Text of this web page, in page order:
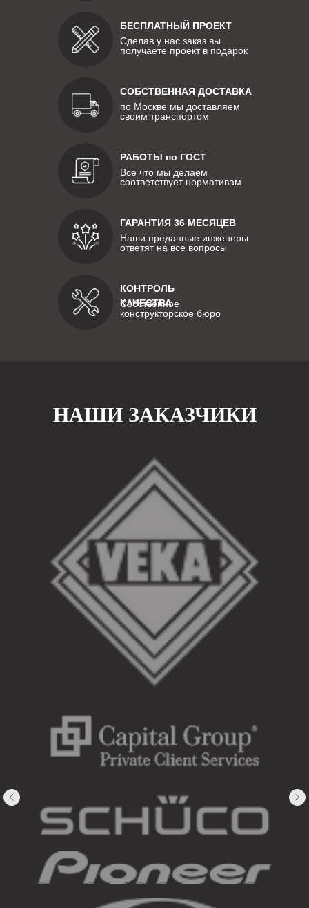
БЕСПЛАТНЫЙ ПРОЕКТ
Сделав у нас заказ вы
получаете проект в подарок
СОБСТВЕННАЯ ДОСТАВКА
по Москве мы доставляем
своим транспортом
РАБОТЫ по ГОСТ
Все что мы делаем
соответствует нормативам
КОНТРОЛЬ
КАЧЕСТВА
Собственное
конструкторское бюро
ГАРАНТИЯ 36 МЕСЯЦЕВ
Наши преданные инженеры
ответят на все вопросы
НАШИ ЗАКАЗЧИКИ